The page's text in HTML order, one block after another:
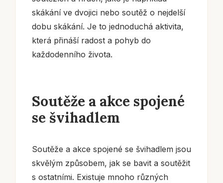
skákání ve dvojici nebo soutěž o nejdelší
dobu skákání. Je to jednoduchá aktivita,
která přináší radost a pohyb do
každodenního života.
Soutěže a akce spojené
se švihadlem
Soutěže a akce spojené se švihadlem jsou
skvělým způsobem, jak se bavit a soutěžit
s ostatními. Existuje mnoho různých